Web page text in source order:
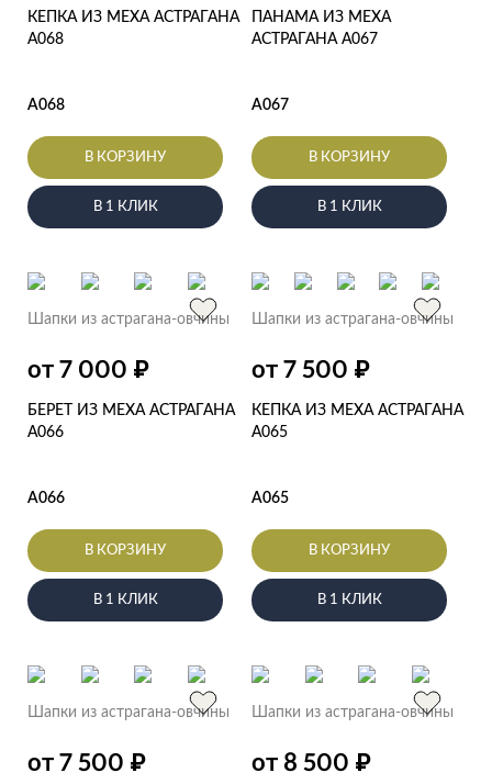
КЕПКА ИЗ МЕХА АСТРАГАНА
А068
А068
В КОРЗИНУ
В 1 КЛИК
ПАНАМА ИЗ МЕХА
АСТРАГАНА А067
А067
В КОРЗИНУ
В 1 КЛИК
Шапки из астрагана-овчины
от 7 000 ₽
БЕРЕТ ИЗ МЕХА АСТРАГАНА
А066
А066
В КОРЗИНУ
В 1 КЛИК
Шапки из астрагана-овчины
от 7 500 ₽
КЕПКА ИЗ МЕХА АСТРАГАНА
А065
А065
В КОРЗИНУ
В 1 КЛИК
Шапки из астрагана-овчины
от 7 500 ₽
Шапки из астрагана-овчины
от 8 500 ₽